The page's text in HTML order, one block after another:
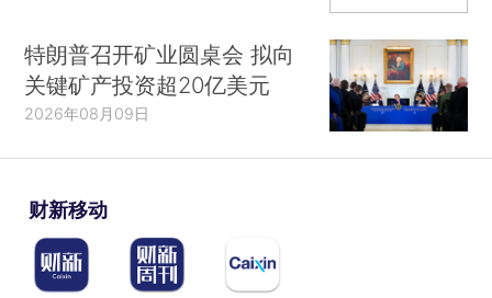
特朗普召开矿业圆桌会 拟向
关键矿产投资超20亿美元
2026年08月09日
财新移动